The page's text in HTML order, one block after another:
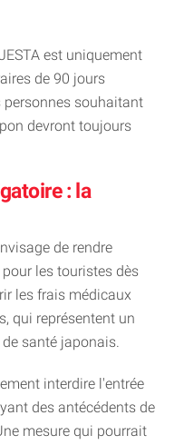
est uniquement
de 90 jours
souhaitant
devront toujours
: la
de rendre
pour les touristes dès
les frais médicaux
qui représentent un
santé japonais.
interdire l'entrée
des antécédents de
mesure qui pourrait